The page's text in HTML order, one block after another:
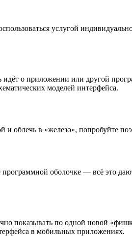
услугой
о приложении или другой
моделей интерфейса.
облечь в «железо», попробуйте
оболочке — всё это
показывать по одной новой
в мобильных приложениях.